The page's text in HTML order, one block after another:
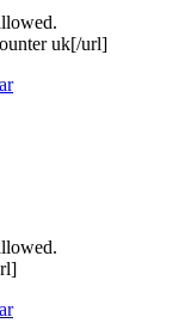
uk[/url]